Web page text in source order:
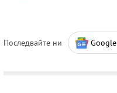
Последвайте ни